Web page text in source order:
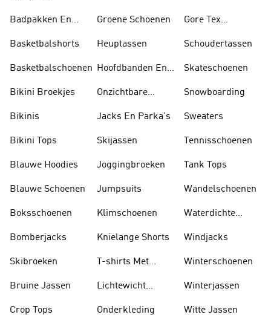
Badpakken En
Basketbalshorts
Basketbalschoenen
Bikini Broekjes
Bikinis
Bikini Tops
Blauwe Hoodies
Blauwe Schoenen
Boksschoenen
Bomberjacks
Skibroeken
Bruine Jassen
Crop Tops
Groene Schoenen
Heuptassen
Hoofdbanden En
Onzichtbare
Jacks En Parka's
Skijassen
Joggingbroeken
Jumpsuits
Klimschoenen
Knielange Shorts
T-shirts Met
Lichtewicht
Onderkleding
Gore Tex
Schoudertassen
Skateschoenen
Snowboarding
Sweaters
Tennisschoenen
Tank Tops
Wandelschoenen
Waterdichte
Windjacks
Winterschoenen
Winterjassen
Witte Jassen